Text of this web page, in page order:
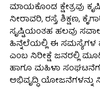
ಮಾಯಕೊಂಡ ಕ್ಷೇತ್ರವು
ನೀರಾವರಿ, ರಸ್ತೆ, ಶಿಕ್ಷಣ,
ಸೃಷ್ಟಿಯಂತಹ ಹಲವು
ಹಿನ್ನೆಲೆಯಲ್ಲಿ ಈ ಸಮಸ್ಯೆಗಳ
ಎಂಬ ನಿರೀಕ್ಷೆ ಜನರಲ್ಲಿ
ಹಾಗೂ ಮಹಿಳಾ
ಅಭಿವೃದ್ಧಿ ಯೋಜನೆಗಳನ್ನು